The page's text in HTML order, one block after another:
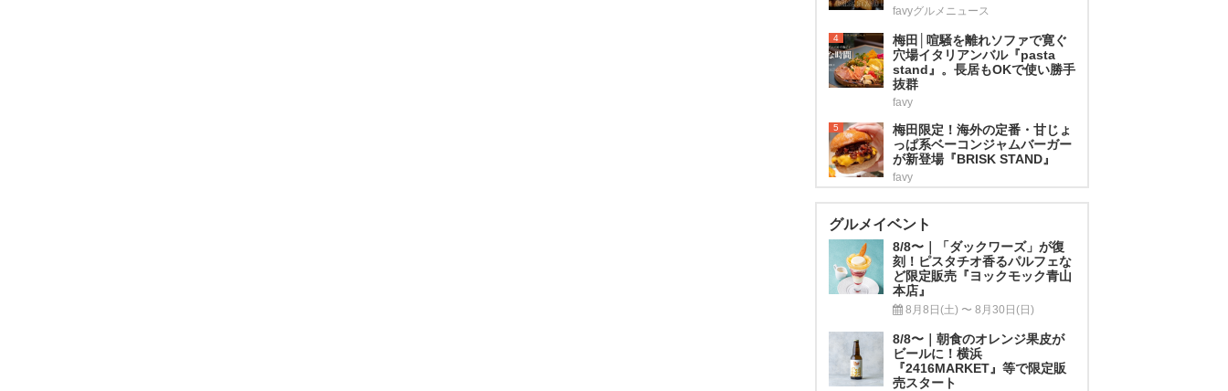
favyグルメニュース
4
梅田│喧騒を離れソファで寛ぐ
穴場イタリアンバル『pasta
stand』。長居もOKで使い勝手
抜群
favy
5
梅田限定！海外の定番・甘じょ
っぱ系ベーコンジャムバーガー
が新登場『BRISK STAND』
favy
グルメイベント
8/8〜｜「ダックワーズ」が復
刻！ピスタチオ香るパルフェな
ど限定販売『ヨックモック青山
本店』
8月8日(土) 〜 8月30日(日)
8/8〜｜朝食のオレンジ果皮が
ビールに！横浜
『2416MARKET』等で限定販
売スタート